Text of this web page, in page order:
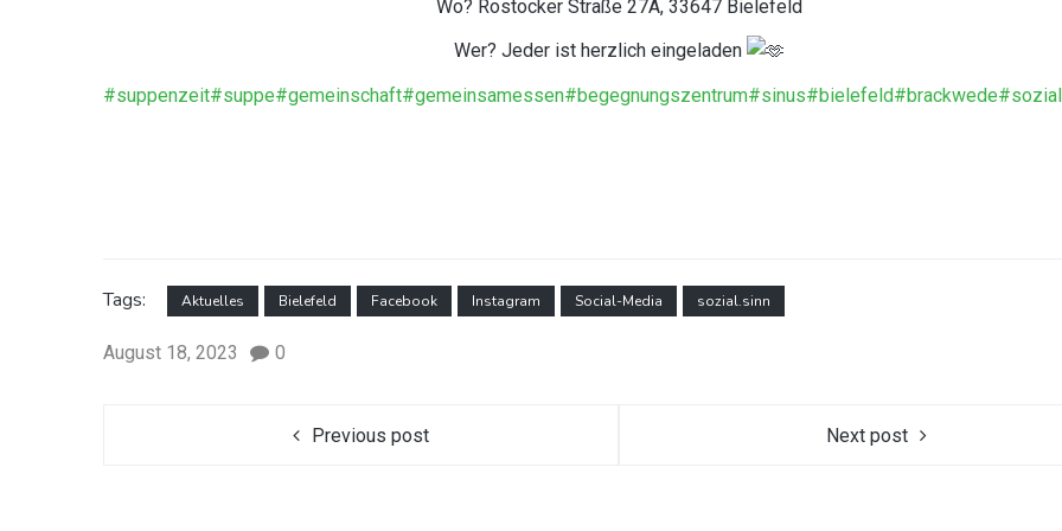
Wo? Rostocker Straße 27A, 33647 Bielefeld
Wer? Jeder ist herzlich eingeladen
#suppenzeit#suppe#gemeinschaft#gemeinsamessen#begegnungszentrum#sinus#bielefeld#brackwede
Tags: Aktuelles Bielefeld Facebook Instagram Social-Media sozial.sinn
August 18, 2023 0
Previous post Next post